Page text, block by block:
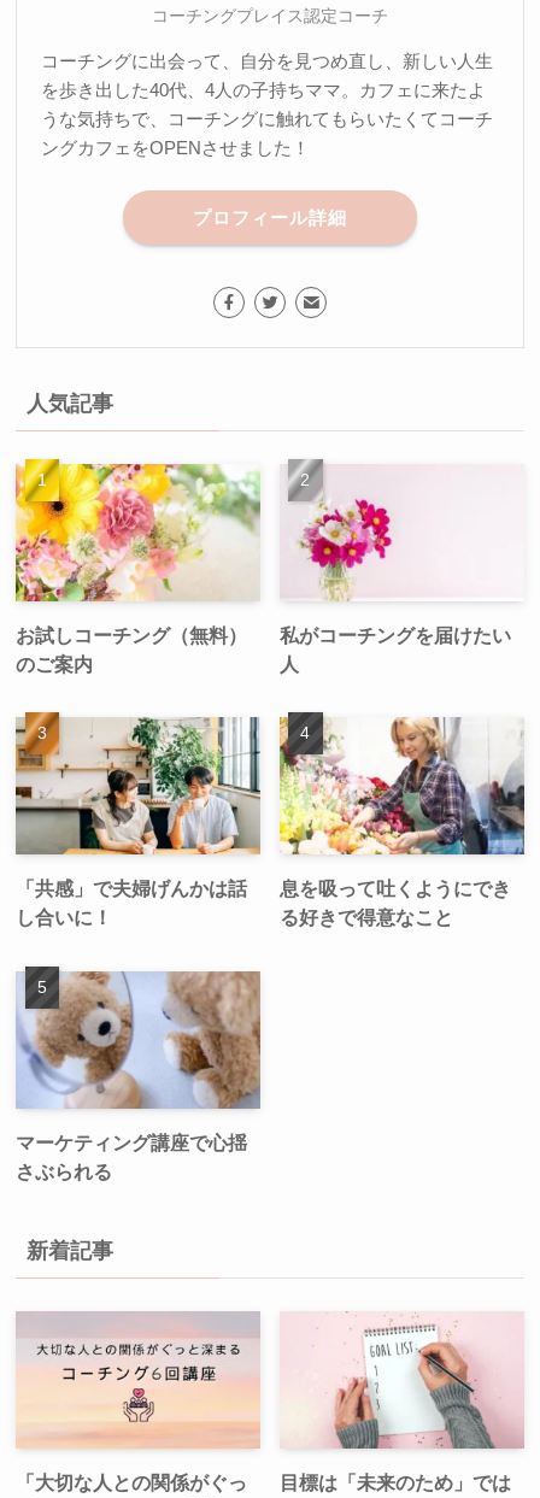
コーチングプレイス認定コーチ
コーチングに出会って、自分を見つめ直し、新しい人生
を歩き出した40代、4人の子持ちママ。カフェに来たよ
うな気持ちで、コーチングに触れてもらいたくてコーチ
ングカフェをOPENさせました！
プロフィール詳細
人気記事
お試しコーチング（無料）
のご案内
私がコーチングを届けたい
人
「共感」で夫婦げんかは話
し合いに！
息を吸って吐くようにでき
る好きで得意なこと
マーケティング講座で心揺
さぶられる
新着記事
「大切な人との関係がぐっ
目標は「未来のため」では